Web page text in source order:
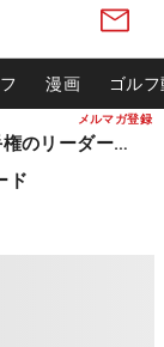
メルマガ登録
漫画 ゴル
松山英樹ら出場 ウィンダム選手権のリーダーボード
ド